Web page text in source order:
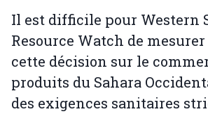
Il est difficile pour Western
Resource Watch de
cette décision sur le
produits du Sahara
des exigences sanitaires